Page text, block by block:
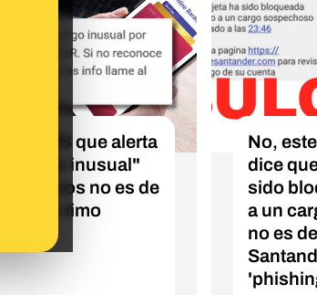
SMS que alerta
"cargo inusual"
euros no es de
es un timo
No,
dice
sido
a un
no es